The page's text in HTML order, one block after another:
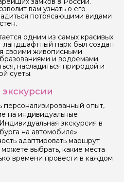
вам узнать о его
потрясающими видами
одним из самых красивых
ландшафтный парк был создан
своими живописными
и водоемами.
насладиться природой и
суеты.
персонализированный опыт,
на индивидуальные
экскурсия в
на автомобиле»
адаптировать маршрут
выбрать, какие места
времени провести в каждом
на обработку персональных